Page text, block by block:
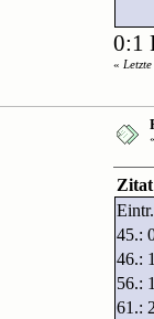
0:1
«
Zitat
45.:
46.:
56.:
61.: